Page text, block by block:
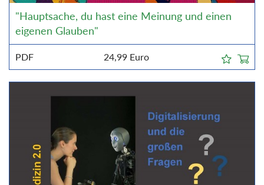
"Hauptsache, du hast eine Meinung und einen
eigenen Glauben"
PDF 24,99 Euro